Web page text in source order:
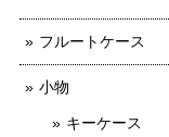
フルートケース
小物
キーケース